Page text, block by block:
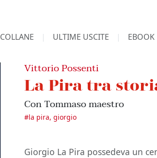
COLLANE ULTIME USCITE EBOOK
Vittorio Possenti
La Pira tra
Con Tommaso maestro
#la pira, giorgio
Giorgio La Pira possedeva un